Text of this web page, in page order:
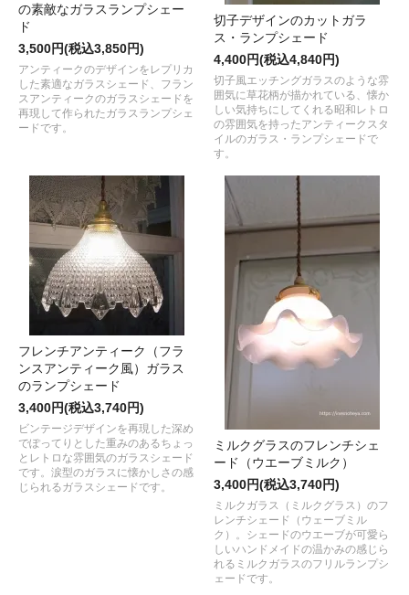
の素敵なガラスランプシェー
ド
3,500円(税込3,850円)
アンティークのデザインをレプリカ
した素適なガラスシェード、フラン
スアンティークのガラスシェードを
再現して作られたガラスランプシェ
ードです。
切子デザインのカットガラ
ス・ランプシェード
4,400円(税込4,840円)
切子風エッチングガラスのような雰
囲気に草花柄が描かれている、懐か
しい気持ちにしてくれる昭和レトロ
の雰囲気を持ったアンティークスタ
イルのガラス・ランプシェードで
す。
フレンチアンティーク（フラ
ンスアンティーク風）ガラス
のランプシェード
3,400円(税込3,740円)
ビンテージデザインを再現した深め
でぽってりとした重みのあるちょっ
とレトロな雰囲気のガラスシェード
です。涙型のガラスに懐かしさの感
じられるガラスシェードです。
ミルクグラスのフレンチシェ
ード（ウエーブミルク）
3,400円(税込3,740円)
ミルクガラス（ミルクグラス）のフ
レンチシェード（ウェーブミル
ク）。シェードのウエーブが可愛ら
しいハンドメイドの温かみの感じら
れるミルクガラスのフリルランプシ
ェードです。